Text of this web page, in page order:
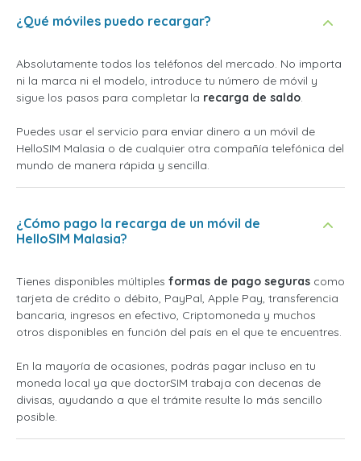
¿Qué móviles puedo recargar?
Absolutamente todos los teléfonos del mercado. No importa
ni la marca ni el modelo, introduce tu número de móvil y
sigue los pasos para completar la recarga de saldo.
Puedes usar el servicio para enviar dinero a un móvil de
HelloSIM Malasia o de cualquier otra compañía telefónica del
mundo de manera rápida y sencilla.
¿Cómo pago la recarga de un móvil de
HelloSIM Malasia?
Tienes disponibles múltiples formas de pago seguras como
tarjeta de crédito o débito, PayPal, Apple Pay, transferencia
bancaria, ingresos en efectivo, Criptomoneda y muchos
otros disponibles en función del país en el que te encuentres.
En la mayoría de ocasiones, podrás pagar incluso en tu
moneda local ya que doctorSIM trabaja con decenas de
divisas, ayudando a que el trámite resulte lo más sencillo
posible.